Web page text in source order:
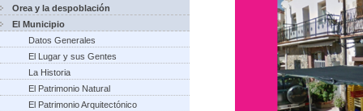
Orea y la despoblación
El Municipio
Datos Generales
El Lugar y sus Gentes
La Historia
El Patrimonio Natural
El Patrimonio Arquitectónico